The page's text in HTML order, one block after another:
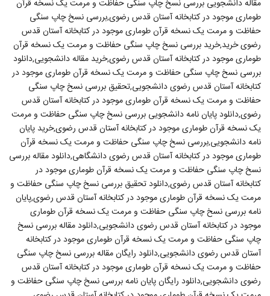
مقاله دانشجویی بررسی نسخ چاپ سنگی حفاظت و مرمت یک نسخه قرآن
طوماری موجود در کتابخانه آستان قدس رضوی,بررسی نسخ چاپ سنگی
حفاظت و مرمت یک نسخه قرآن طوماری موجود در کتابخانه آستان قدس
رضوی خرید,خرید بررسی نسخ چاپ سنگی حفاظت و مرمت یک نسخه قرآن
طوماری موجود در کتابخانه آستان قدس رضوی,خرید مقاله دانشجویی,دانلود
بررسی نسخ چاپ سنگی حفاظت و مرمت یک نسخه قرآن طوماری موجود در
کتابخانه آستان قدس رضوی دانشجویی,تحقیق بررسی نسخ چاپ سنگی
حفاظت و مرمت یک نسخه قرآن طوماری موجود در کتابخانه آستان قدس
رضوی,دانلود پایان نامه دانشجویی بررسی نسخ چاپ سنگی حفاظت و مرمت
یک نسخه قرآن طوماری موجود در کتابخانه آستان قدس رضوی,خرید پایان
نامه دانشجویی,بررسی نسخ چاپ سنگی حفاظت و مرمت یک نسخه قرآن
طوماری موجود در کتابخانه آستان قدس رضوی دانشگاهی,دانلود مقاله بررسی
نسخ چاپ سنگی حفاظت و مرمت یک نسخه قرآن طوماری موجود در
کتابخانه آستان قدس رضوی,دانلود تحقیق بررسی نسخ چاپ سنگی حفاظت و
مرمت یک نسخه قرآن طوماری موجود در کتابخانه آستان قدس رضوی,پایان
نامه بررسی نسخ چاپ سنگی حفاظت و مرمت یک نسخه قرآن طوماری
موجود در کتابخانه آستان قدس رضوی دانشجویی,دانلود مقاله بررسی نسخ
چاپ سنگی حفاظت و مرمت یک نسخه قرآن طوماری موجود در کتابخانه
آستان قدس رضوی دانشجویی,دانلود رایگان مقاله بررسی نسخ چاپ سنگی
حفاظت و مرمت یک نسخه قرآن طوماری موجود در کتابخانه آستان قدس
رضوی دانشجویی,دانلود رایگان پایان نامه بررسی نسخ چاپ سنگی حفاظت و